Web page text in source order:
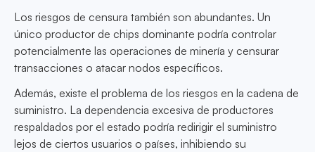
Los riesgos de censura también son abundantes. Un
único productor de chips dominante podría controlar
potencialmente las operaciones de minería y censurar
transacciones o atacar nodos específicos.
Además, existe el problema de los riesgos en la cadena de
suministro. La dependencia excesiva de productores
respaldados por el estado podría redirigir el suministro
lejos de ciertos usuarios o países, inhibiendo su